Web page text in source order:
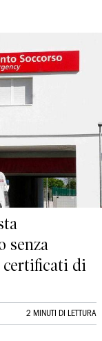
senza
certificati di
2 MINUTI DI LETTURA